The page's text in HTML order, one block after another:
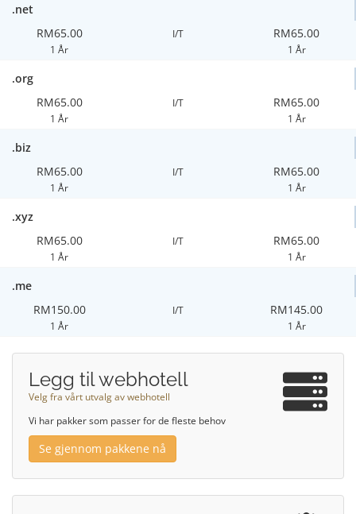
.net
RM65.00
1 År
I/T RM65.00
1 År
.org
RM65.00
1 År
I/T RM65.00
1 År
.biz
RM65.00
1 År
I/T RM65.00
1 År
.xyz
RM65.00
1 År
I/T RM65.00
1 År
.me
RM150.00
1 År
I/T RM145.00
1 År
Legg til webhotell
Velg fra vårt utvalg av webhotell
Vi har pakker som passer for de fleste behov
Se gjennom pakkene nå